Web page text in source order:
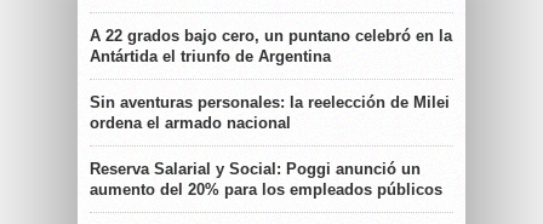
A 22 grados bajo cero, un puntano celebró en la
Antártida el triunfo de Argentina
Sin aventuras personales: la reelección de Milei
ordena el armado nacional
Reserva Salarial y Social: Poggi anunció un
aumento del 20% para los empleados públicos